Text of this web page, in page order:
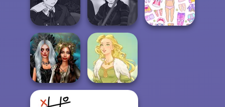
Little Red Riding
Hood
Manga Creator -
Rebels Page 2
School Girl Dress
Up V3
Manga Creator
Vampire Hunter
P...
Star Wars Avatar
Creator